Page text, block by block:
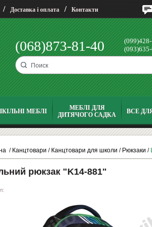
/ Доставка і оплата / Контакти
(068)873-81-40
МЕБЛІ
МЕБЛІ ДЛЯ
ДИТЯЧОГО САДКА
ВСЕ
/ Канцтовари / Канцтовари для школи / Рюкзаки /
рюкзак "K14-881"